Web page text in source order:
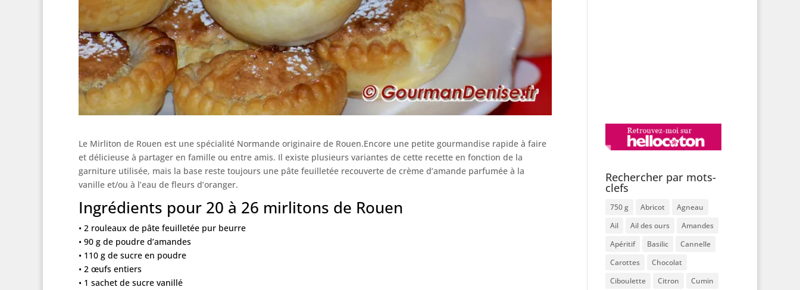
Le Mirliton de Rouen est une spécialité Normande originaire de Rouen.Encore une petite gourmandise rapide à faire
et délicieuse à partager en famille ou entre amis. Il existe plusieurs variantes de cette recette en fonction de la
garniture utilisée, mais la base reste toujours une pâte feuilletée recouverte de crème d’amande parfumée à la
vanille et/ou à l’eau de fleurs d’oranger.
Ingrédients pour 20 à 26 mirlitons de Rouen
• 2 rouleaux de pâte feuilletée pur beurre
• 90 g de poudre d’amandes
• 110 g de sucre en poudre
• 2 œufs entiers
• 1 sachet de sucre vanillé
Rechercher par mots-
clefs
750 g Abricot
Agneau
Ail
Ail des ours
Amandes
Apéritif
Basilic
Cannelle
Carottes
Chocolat
Ciboulette
Citron
Cumin